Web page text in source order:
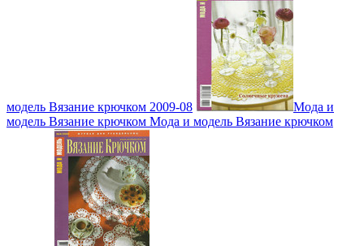
модель Вязание крючком 2009-08
Мода и
модель Вязание крючком Мода и модель Вязание крючком